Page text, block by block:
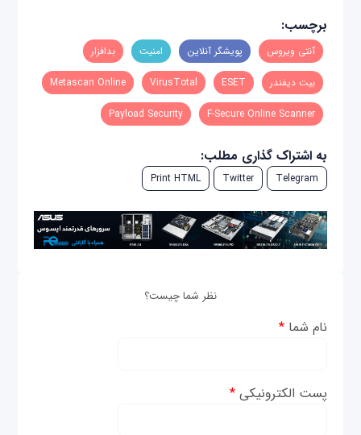
برچسب:
آنتی ویروس پویشگر آنلاین امنیت بدافزار
بیت دیفندر ESET
VirusTotal
Metascan Online
F-Secure Online Scanner
Payload Security
به اشتراک گذاری مطلب:
Telegram
Twitter
Print HTML
نظر شما چیست؟
نام شما*
پست الکترونیکی*